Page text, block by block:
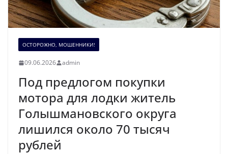
ОСТОРОЖНО, МОШЕННИКИ!
09.06.2026 admin
Под предлогом покупки
мотора для лодки житель
Голышмановского округа
лишился около 70 тысяч
рублей